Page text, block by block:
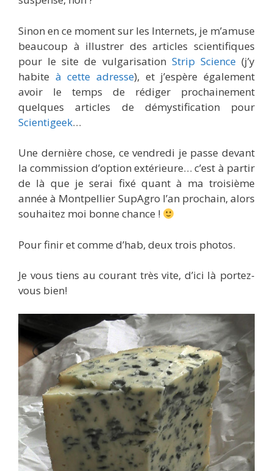
Sinon en ce moment sur les Internets, je m’amuse
beaucoup à illustrer des articles scientifiques
pour le site de vulgarisation Strip Science(j’y
habite à cette adresse), et j’espère également
avoir le temps de rédiger prochainement
quelques articles de démystification pour
Scientigeek…
Une dernière chose, ce vendredi je passe devant
la commission d’option extérieure… c’est à partir
de là que je serai fixé quant à ma troisième
année à Montpellier SupAgro l’an prochain, alors
souhaitez moi bonne chance !
Pour finir et comme d’hab, deux trois photos.
Je vous tiens au courant très vite, d’ici là portez-
vous bien!